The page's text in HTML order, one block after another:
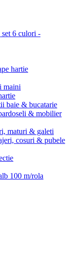
6 culori -
hartie
maini
baie & bucatarie
& mobilier
maturi & galeti
cosuri & pubele
100 m/rola